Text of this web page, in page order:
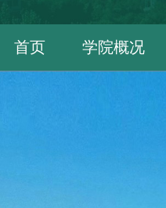
首页 学院概况